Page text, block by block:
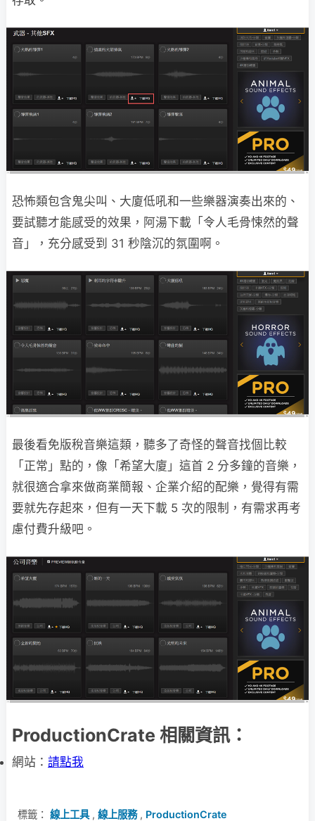
恐怖類包含鬼尖叫、大廈低吼和一些樂器演奏出來的、
要試聽才能感受的效果，阿湯下載「令人毛骨悚然的聲
音」，充分感受到 31 秒陰沉的氛圍啊。
最後看免版稅音樂這類，聽多了奇怪的聲音找個比較
「正常」點的，像「希望大廈」這首 2 分多鐘的音樂，
就很適合拿來做商業簡報、企業介紹的配樂，覺得有需
要就先存起來，但有一天下載 5 次的限制，有需求再考
慮付費升級吧。
ProductionCrate 相關資訊：
網站： 請點我
標籤： 線上工具, 線上服務, ProductionCrate